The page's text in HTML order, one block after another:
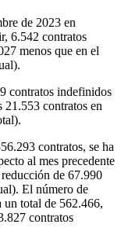
de 2023 en
6.542 contratos
menos que en el
contratos indefinidos
21.553 contratos en
contratos, se ha
al mes precedente
de 67.990
El número de
un total de 562.466,
contratos